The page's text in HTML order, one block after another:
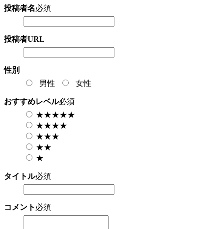
投稿者名必須
投稿者URL
性別
男性
女性
おすすめレベル必須
★★★★★
★★★★
★★★
★★
★
タイトル必須
コメント 必須